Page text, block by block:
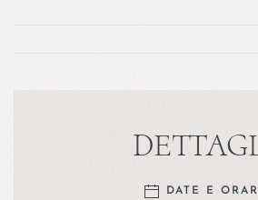
DATE E ORARI